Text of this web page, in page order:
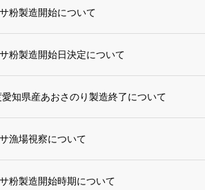
粉製造開始について
粉製造開始日決定について
知県産あおさのり製造終了について
漁場視察について
粉製造開始時期について